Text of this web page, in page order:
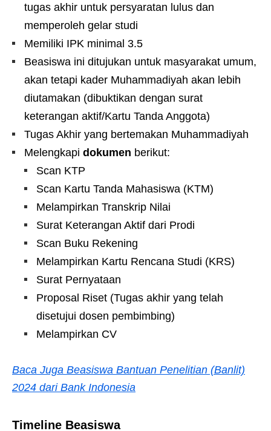
tugas akhir untuk persyaratan lulus dan
memperoleh gelar studi
Memiliki IPK minimal 3.5
Beasiswa ini ditujukan untuk masyarakat umum,
akan tetapi kader Muhammadiyah akan lebih
diutamakan (dibuktikan dengan surat
keterangan aktif/Kartu Tanda Anggota)
Tugas Akhir yang bertemakan Muhammadiyah
Melengkapi dokumen berikut:
Scan KTP
Scan Kartu Tanda Mahasiswa (KTM)
Melampirkan Transkrip Nilai
Surat Keterangan Aktif dari Prodi
Scan Buku Rekening
Melampirkan Kartu Rencana Studi (KRS)
Surat Pernyataan
Proposal Riset (Tugas akhir yang telah
disetujui dosen pembimbing)
Melampirkan CV
Baca Juga Beasiswa Bantuan Penelitian (Banlit)
2024 dari Bank Indonesia
Timeline Beasiswa